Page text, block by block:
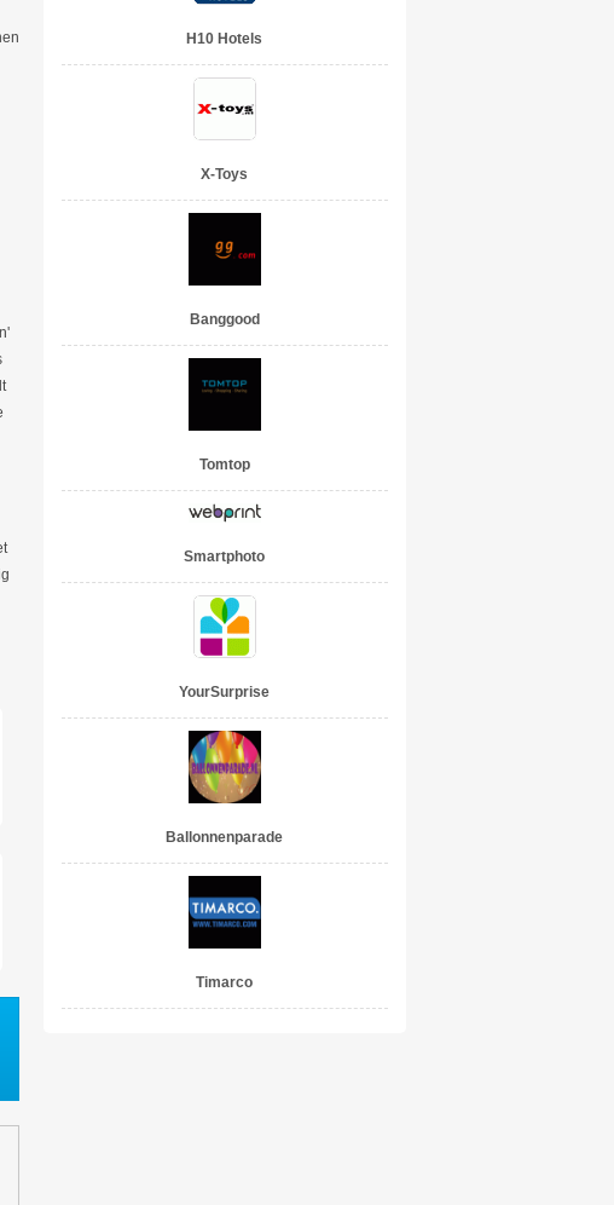
H10 Hotels
X-Toys
Banggood
Tomtop
Smartphoto
YourSurprise
Ballonnenparade
Timarco